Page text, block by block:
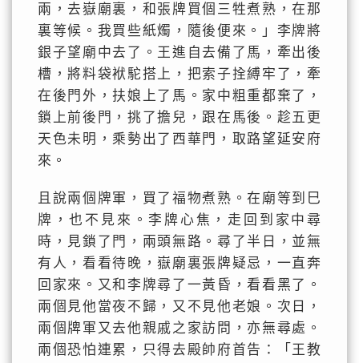
兩，去嶽廟裏，和張牌買個三牲煮熟，在那
裏等候。我買些紙燭，隨後便來。」李牌將
銀子望廟中去了。王進自去備了馬，牽出後
槽，將料袋袱駝搭上，把索子拴縛牢了，牽
在後門外，扶娘上了馬。家中粗重都棄了，
鎖上前後門，挑了擔兒，跟在馬後。趁五更
天色未明，乘勢出了西華門，取路望延安府
來。
且說兩個牌軍，買了福物煮熟。在廟等到巳
牌，也不見來。李牌心焦，走回到家中尋
時，見鎖了門，兩頭無路。尋了半日，並無
有人，看看待晚，嶽廟裏張牌疑忌，一直奔
回家來。又和李牌尋了一黃昏，看看黑了。
兩個見他當夜不歸，又不見他老娘。次日，
兩個牌軍又去他親戚之家訪問，亦無尋處。
兩個恐怕連累，只得去殿帥府首告：「王教